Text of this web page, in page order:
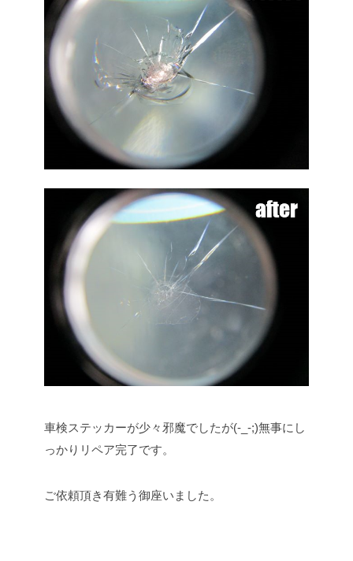
車検ステッカーが少々邪魔でしたが(-_-;)無事にし
っかりリペア完了です。
ご依頼頂き有難う御座いました。